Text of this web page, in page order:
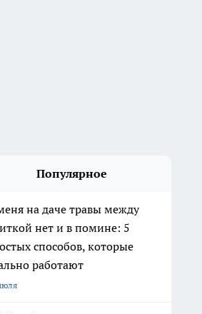
Популярное
на даче травы между
нет и в помине: 5
способов, которые
работают